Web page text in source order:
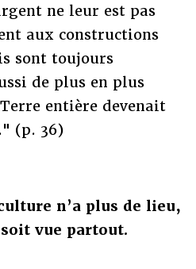
ne leur est pas
aux constructions
sont toujours
de plus en plus
entière devenait
(p. 36)
n’a plus de lieu,
vue partout.